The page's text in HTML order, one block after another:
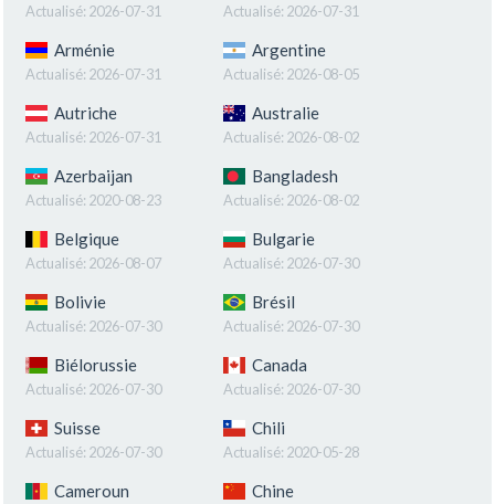
Actualisé: 2026-07-31 Actualisé: 2026-07-31
Arménie
Actualisé: 2026-07-31
Argentine
Actualisé: 2026-08-05
Autriche
Actualisé: 2026-07-31
Australie
Actualisé: 2026-08-02
Azerbaijan
Actualisé: 2020-08-23
Bangladesh
Actualisé: 2026-08-02
Belgique
Actualisé: 2026-08-07
Bulgarie
Actualisé: 2026-07-30
Bolivie
Actualisé: 2026-07-30
Brésil
Actualisé: 2026-07-30
Biélorussie
Actualisé: 2026-07-30
Canada
Actualisé: 2026-07-30
Suisse
Actualisé: 2026-07-30
Chili
Actualisé: 2020-05-28
Cameroun Chine